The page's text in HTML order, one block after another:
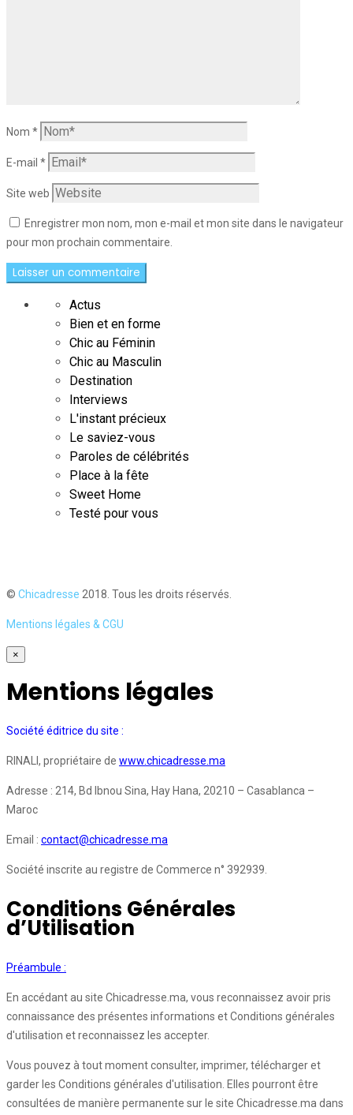
Nom *
E-mail *
Site web
Enregistrer mon nom, mon e-mail et mon site dans le navigateur
pour mon prochain commentaire.
Actus
Bien et en forme
Chic au Féminin
Chic au Masculin
Destination
Interviews
L'instant précieux
Le saviez-vous
Paroles de célébrités
Place à la fête
Sweet Home
Testé pour vous
© Chicadresse 2018. Tous les droits réservés.
Mentions légales & CGU
×
Mentions légales
Société éditrice du site :
RINALI, propriétaire de www.chicadresse.ma
Adresse : 214, Bd Ibnou Sina, Hay Hana, 20210 – Casablanca –
Maroc
Email : contact@chicadresse.ma
Société inscrite au registre de Commerce n° 392939.
Conditions Générales
d’Utilisation
Préambule :
En accédant au site Chicadresse.ma, vous reconnaissez avoir pris
connaissance des présentes informations et Conditions générales
d'utilisation et reconnaissez les accepter.
Vous pouvez à tout moment consulter, imprimer, télécharger et
garder les Conditions générales d'utilisation. Elles pourront être
consultées de manière permanente sur le site Chicadresse.ma dans